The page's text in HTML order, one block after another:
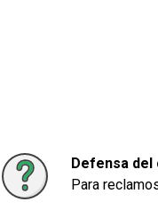
Defensa
Para